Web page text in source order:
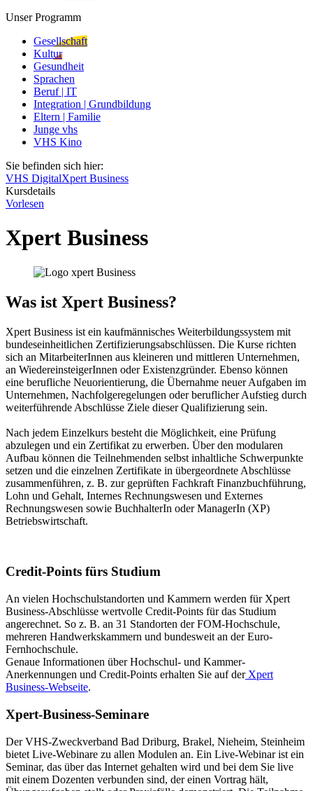
Unser Programm
Gesellschaft
Kultur
Gesundheit
Sprachen
Beruf | IT
Integration | Grundbildung
Eltern | Familie
Junge vhs
VHS Kino
Sie befinden sich hier:
VHS DigitalXpert Business
Kursdetails
Vorlesen
Xpert Business
Was ist Xpert Business?
Xpert Business ist ein kaufmännisches Weiterbildungssystem mit
bundeseinheitlichen Zertifizierungsabschlüssen. Die Kurse richten
sich an MitarbeiterInnen aus kleineren und mittleren Unternehmen,
an WiedereinsteigerInnen oder Existenzgrün­der. Ebenso können
eine berufliche Neuorientierung, die Übernahme neuer Aufgaben im
Unternehmen, Nachfolge­regelungen oder beruflicher Aufstieg durch
weiterführende Ab­schlüsse Ziele dieser Qualifizierung sein.
Nach jedem Einzelkurs besteht die Möglichkeit, eine Prüfung
abzulegen und ein Zertifikat zu erwerben. Über den modularen
Aufbau können die Teilnehmenden selbst inhaltliche Schwerpunkte
setzen und die einzelnen Zertifikate in übergeordnete Abschlüsse
zusam­menführen, z. B. zur geprüften Fachkraft Finanzbuchführung,
Lohn und Gehalt, Internes Rech­nungswesen und Externes
Rechnungswesen sowie BuchhalterIn oder ManagerIn (XP)
Betriebswirtschaft.
Credit-Points fürs Studium
An vielen Hochschulstandorten und Kammern werden für Xpert
Business-Abschlüsse wertvolle Credit-Points für das Studium
angerechnet. So z. B. an 31 Standorten der FOM-Hochschule,
mehreren Handwerkskammern und bundesweit an der Euro-
Fernhochschule.
Genaue Informationen über Hochschul- und Kammer-
Anerkennungen und Credit-Points erhalten Sie auf derXpert
Business-Webseite.
Xpert-Business-Seminare
Der VHS-Zweckverband Bad Driburg, Brakel, Nieheim, Steinheim
bietet Live-Webinare zu allen Modulen an. Ein Live-Webinar ist ein
Seminar, das über das Internet gehalten wird und bei dem Sie live
mit einem Dozenten verbunden sind, der einen Vortrag hält,